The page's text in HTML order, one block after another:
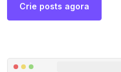
Crie posts agora